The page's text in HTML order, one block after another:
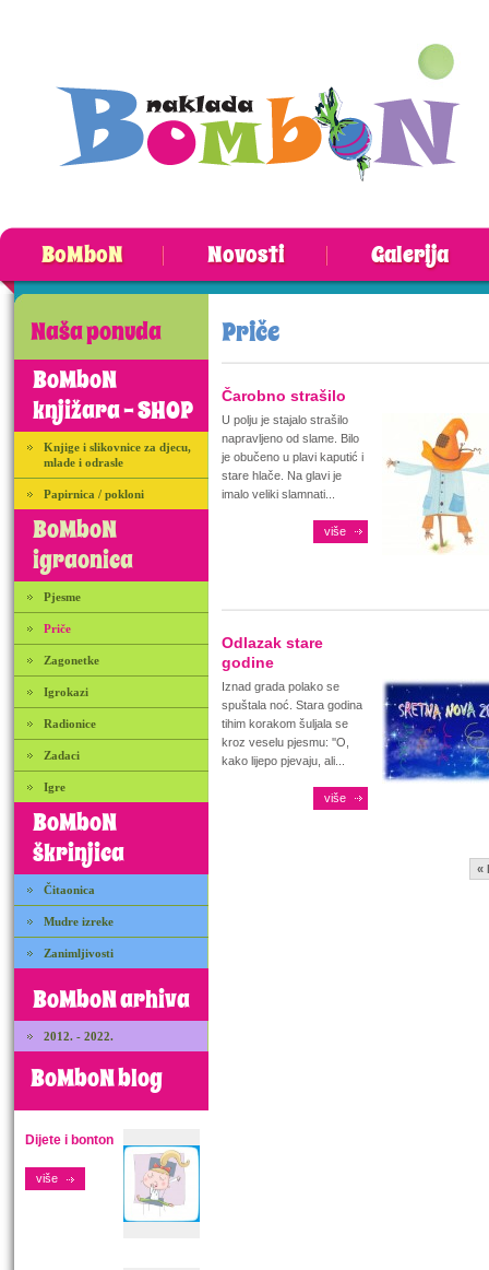
BoMboN Novosti Galerija
Naša ponuda
BoMboN
knjižara - SHOP
Knjige i slikovnice za djecu,
mlade i odrasle
Papirnica / pokloni
BoMboN
igraonica
Pjesme
Priče
Zagonetke
Igrokazi
Radionice
Zadaci
Igre
BoMboN
škrinjica
Čitaonica
Mudre izreke
Zanimljivosti
BoMboN arhiva
2012. - 2022.
BoMboN blog
Dijete i bonton
više
Priče
Čarobno strašilo
U polju je stajalo strašilo
napravljeno od slame. Bilo
je obučeno u plavi kaputić i
stare hlače. Na glavi je
imalo veliki slamnati...
više
Odlazak stare
godine
Iznad grada polako se
spuštala noć. Stara godina
tihim korakom šuljala se
kroz veselu pjesmu: ''O,
kako lijepo pjevaju, ali...
više
«